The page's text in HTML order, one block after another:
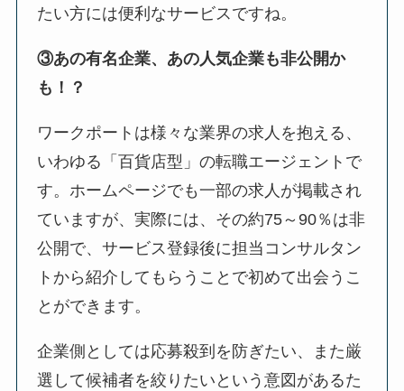
たい方には便利なサービスですね。
③あの有名企業、あの人気企業も非公開か
も！？
ワークポートは様々な業界の求人を抱える、
いわゆる「百貨店型」の転職エージェントで
す。ホームページでも一部の求人が掲載され
ていますが、実際には、その約75～90％は非
公開で、サービス登録後に担当コンサルタン
トから紹介してもらうことで初めて出会うこ
とができます。
企業側としては応募殺到を防ぎたい、また厳
選して候補者を絞りたいという意図があるた